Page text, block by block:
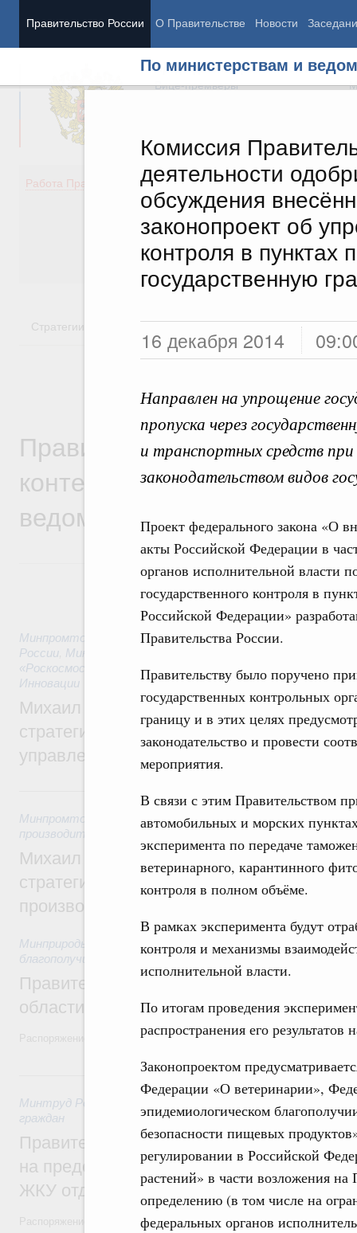
Правительство России О Правительстве Новости
По министерствам и
Комиссия
деятельности
обсуждения
законопроект об
контроля в пунктах
государственную
16 декабря 2014
Направлен на упрощение
пропуска через
и транспортных средств при
законодательством видов
Проект федерального закона «О
акты Российской Федерации в
органов исполнительной власти
государственного контроля в
Российской Федерации»
Правительства России.
Правительству было поручено
государственных контрольных
границу и в этих целях
законодательство и провести
мероприятия.
В связи с этим Правительством
автомобильных и морских
эксперимента по передаче
ветеринарного, карантинного
контроля в полном объёме.
В рамках эксперимента будут
контроля и механизмы
исполнительной власти.
По итогам проведения
распространения его
Законопроектом
Федерации «О ветеринарии»,
эпидемиологическом
безопасности пищевых
регулировании в Российской
растений» в части возложения
определению (в том числе на
федеральных органов
Председатель Правительства
Вице-премьеры
Работа Правительства
Демография
Здоровье
Образование
Культура
Общество
Государство
Стратегии Государственные программы
Правительственная
контексте работы
ведомств
Минпромторг России,Минфин России,
России Минсельхоз России
«Роскосмос»
Госкорпорация «Росатом»
Инновации
Михаил Мишустин дал поручения по
стратегической сессии о
управления научно-технологическим
Вчера
Минпромторг России ,Минэкономразвития России ,5
производительности труда и поддержки занятости
Михаил Мишустин дал поручения по
стратегической сессии, посвящённой
производительности труда
Минприроды России
Национальный
благополучие»
Правительство увеличило объём
области в рамках федерального
Распоряжение от 3 августа 2026 года №2067-р
31 июля, пятница
Минтруд России
граждан
Правительство направит регионам
на предоставление мер социальной
ЖКУ отдельным категориям граждан
Распоряжение от 30 июля 2026 года №2032-р